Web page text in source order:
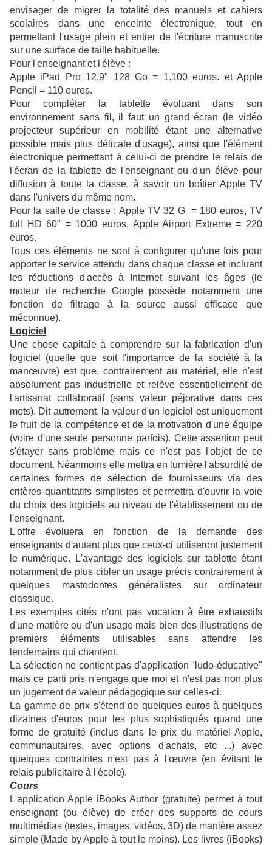
envisager de migrer la totalité des manuels et cahiers
scolaires dans une enceinte électronique, tout en
permettant l'usage plein et entier de l'écriture manuscrite
sur une surface de taille habituelle.
Pour l'enseignant et l'élève :
Apple iPad Pro 12,9" 128 Go = 1.100 euros. et Apple
Pencil = 110 euros.
Pour compléter la tablette évoluant dans son
environnement sans fil, il faut un grand écran (le vidéo
projecteur supérieur en mobilité étant une alternative
possible mais plus délicate d'usage), ainsi que l'élément
électronique permettant à celui-ci de prendre le relais de
l'écran de la tablette de l'enseignant ou d'un élève pour
diffusion à toute la classe, à savoir un boîtier Apple TV
dans l'univers du même nom.
Pour la salle de classe : Apple TV 32 G = 180 euros, TV
full HD 60" = 1000 euros, Apple Airport Extreme = 220
euros.
Tous ces éléments ne sont à configurer qu'une fois pour
apporter le service attendu dans chaque classe et incluant
les réductions d'accès à Internet suivant les âges (le
moteur de recherche Google possède notamment une
fonction de filtrage à la source aussi efficace que
méconnue).
Logiciel
Une chose capitale à comprendre sur la fabrication d'un
logiciel (quelle que soit l'importance de la société à la
manœuvre) est que, contrairement au matériel, elle n'est
absolument pas industrielle et relève essentiellement de
l'artisanat collaboratif (sans valeur péjorative dans ces
mots). Dit autrement, la valeur d'un logiciel est uniquement
le fruit de la compétence et de la motivation d'une équipe
(voire d'une seule personne parfois). Cette assertion peut
s'étayer sans problème mais ce n'est pas l'objet de ce
document. Néanmoins elle mettra en lumière l'absurdité de
certaines formes de sélection de fournisseurs via des
critères quantitatifs simplistes et permettra d'ouvrir la voie
du choix des logiciels au niveau de l'établissement ou de
l'enseignant.
L'offre évoluera en fonction de la demande des
enseignants d'autant plus que ceux-ci utiliseront justement
le numérique. L'avantage des logiciels sur tablette étant
notamment de plus cibler un usage précis contrairement à
quelques mastodontes généralistes sur ordinateur
classique.
Les exemples cités n'ont pas vocation à être exhaustifs
d'une matière ou d'un usage mais bien des illustrations de
premiers éléments utilisables sans attendre les
lendemains qui chantent.
La sélection ne contient pas d'application "ludo-éducative"
mais ce parti pris n'engage que moi et n'est pas non plus
un jugement de valeur pédagogique sur celles-ci.
La gamme de prix s'étend de quelques euros à quelques
dizaines d'euros pour les plus sophistiqués quand une
forme de gratuité (inclus dans le prix du matériel Apple,
communautaires, avec options d'achats, etc ...) avec
quelques contraintes n'est pas à l'œuvre (en évitant le
relais publicitaire à l'école).
Cours
L'application Apple iBooks Author (gratuite) permet à tout
enseignant (ou élève) de créer des supports de cours
multimédias (textes, images, vidéos, 3D) de manière assez
simple (Made by Apple à tout le moins). Les livres (iBooks)